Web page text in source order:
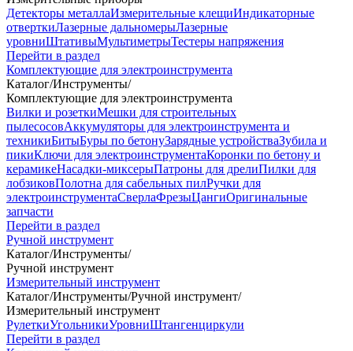
Детекторы металлаИзмерительные клещиИндикаторные
отверткиЛазерные дальномерыЛазерные
уровниШтативыМультиметрыТестеры напряжения
Перейти в раздел
Комплектующие для электроинструмента
Каталог/Инструменты/
Комплектующие для электроинструмента
Вилки и розеткиМешки для строительных
пылесосовАккумуляторы для электроинструмента и
техникиБитыБуры по бетонуЗарядные устройстваЗубила и
пикиКлючи для электроинструментаКоронки по бетону и
керамикеНасадки-миксерыПатроны для дрелиПилки для
лобзиковПолотна для сабельных пилРучки для
электроинструментаСверлаФрезыЦангиОригинальные
запчасти
Перейти в раздел
Ручной инструмент
Каталог/Инструменты/
Ручной инструмент
Измерительный инструмент
Каталог/Инструменты/Ручной инструмент/
Измерительный инструмент
РулеткиУгольникиУровниШтангенциркули
Перейти в раздел